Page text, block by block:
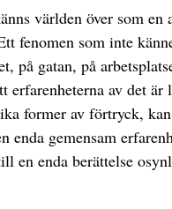
världen över som en
fenomen som inte
på gatan, på
erfarenheterna av det
former av förtryck,
enda gemensam
en enda berättelse